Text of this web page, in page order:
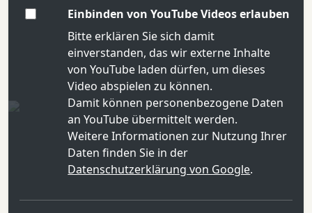
Einbinden von YouTube Videos erlauben
Bitte erklären Sie sich damit
einverstanden, das wir externe Inhalte
von YouTube laden dürfen, um dieses
Video abspielen zu können.
Damit können personenbezogene Daten
an YouTube übermittelt werden.
Weitere Informationen zur Nutzung Ihrer
Daten finden Sie in der
Datenschutzerklärung von Google.